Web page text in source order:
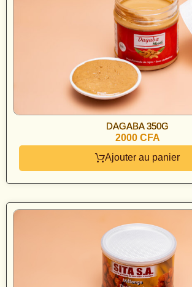
DAGABA 350G
2000 CFA
Ajouter au panier